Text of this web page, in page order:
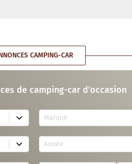
CAMPING-CAR
de camping-car d’occasion
Marque
7
r
Année
1
r
e